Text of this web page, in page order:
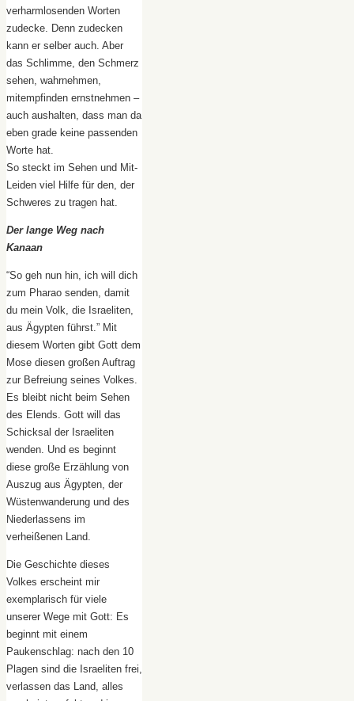
verharmlosenden Worten
zudecke. Denn zudecken
kann er selber auch. Aber
das Schlimme, den Schmerz
sehen, wahrnehmen,
mitempfinden ernstnehmen –
auch aushalten, dass man da
eben grade keine passenden
Worte hat.
So steckt im Sehen und Mit-
Leiden viel Hilfe für den, der
Schweres zu tragen hat.
Der lange Weg nach
Kanaan
“So geh nun hin, ich will dich
zum Pharao senden, damit
du mein Volk, die Israeliten,
aus Ägypten führst.” Mit
diesem Worten gibt Gott dem
Mose diesen großen Auftrag
zur Befreiung seines Volkes.
Es bleibt nicht beim Sehen
des Elends. Gott will das
Schicksal der Israeliten
wenden. Und es beginnt
diese große Erzählung von
Auszug aus Ägypten, der
Wüstenwanderung und des
Niederlassens im
verheißenen Land.
Die Geschichte dieses
Volkes erscheint mir
exemplarisch für viele
unserer Wege mit Gott: Es
beginnt mit einem
Paukenschlag: nach den 10
Plagen sind die Israeliten frei,
verlassen das Land, alles